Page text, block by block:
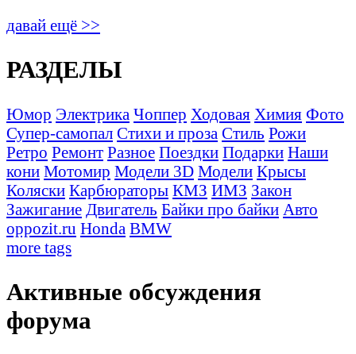
давай ещё >>
РАЗДЕЛЫ
Юмор Электрика Чоппер Ходовая Химия Фото
Супер-самопал Стихи и проза Стиль Рожи
Ретро Ремонт Разное Поездки Подарки Наши
кони Мотомир Модели 3D Модели Крысы
Коляски Карбюраторы КМЗ ИМЗ Закон
Зажигание Двигатель Байки про байки Авто
oppozit.ru Honda BMW
more tags
Активные обсуждения
форума